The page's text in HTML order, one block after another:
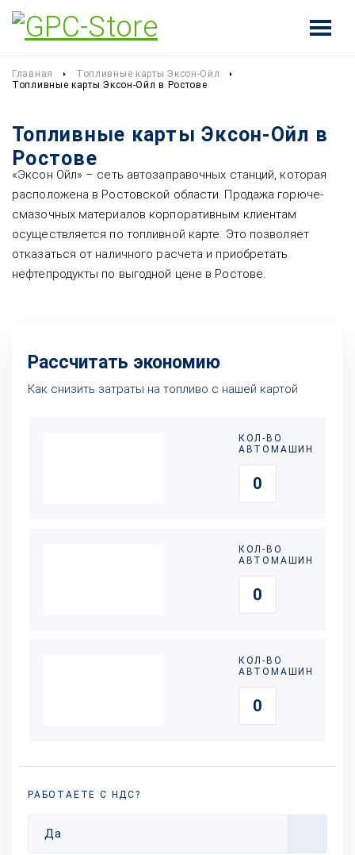
Главная
Топливные карты Эксон-Ойл
Топливные карты Эксон-Ойл в Ростове
Топливные карты Эксон-Ойл в
Ростове
«Эксон Ойл» – сеть автозаправочных станций, которая
расположена в Ростовской области. Продажа горюче-
смазочных материалов корпоративным клиентам
осуществляется по топливной карте. Это позволяет
отказаться от наличного расчета и приобретать
нефтепродукты по выгодной цене в Ростове.
Рассчитать экономию
Как снизить затраты на топливо с нашей картой
КОЛ-ВО
АВТОМАШИН
КОЛ-ВО
АВТОМАШИН
КОЛ-ВО
АВТОМАШИН
РАБОТАЕТЕ С НДС?
Да